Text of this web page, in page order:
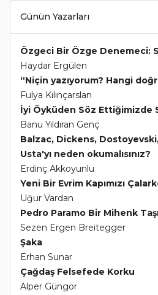
Günün Yazarları
Özgeci Bir Özge Denemeci:
Haydar Ergülen
“Niçin yazıyorum? Hangi
Fulya Kılınçarslan
İyi Öyküden Söz Ettiğimizde
Banu Yıldıran Genç
Balzac, Dickens,
Usta'yı neden okumalısınız?
Erdinç Akkoyunlu
Yeni Bir Evrim Kapımızı
Uğur Vardan
Pedro Paramo Bir Mihenk
Sezen Ergen Breitegger
Şaka
Erhan Sunar
Çağdaş Felsefede Korku
Alper Güngör